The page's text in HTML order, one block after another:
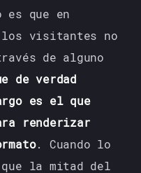
es que en
los visitantes no
de alguno
de verdad
es el que
renderizar
. Cuando lo
que la mitad del